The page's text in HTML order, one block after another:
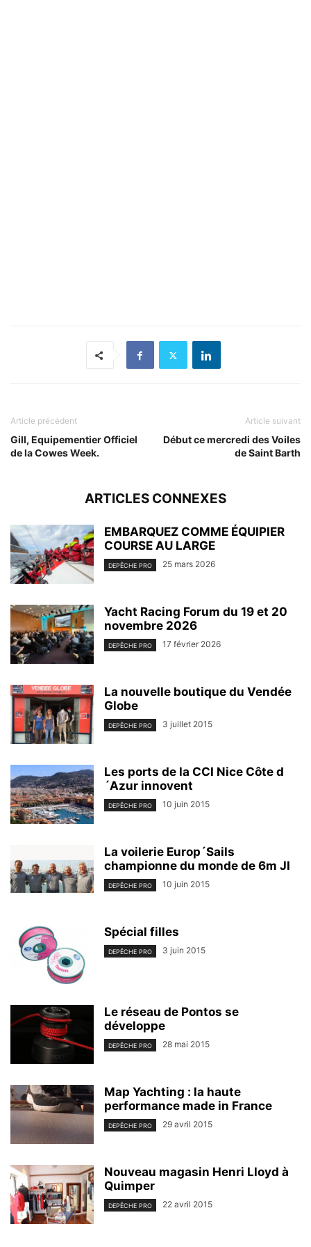
Article précédent
Gill, Equipementier Officiel
de la Cowes Week.
Article suivant
Début ce mercredi des Voiles
de Saint Barth
ARTICLES CONNEXES
EMBARQUEZ COMME ÉQUIPIER
COURSE AU LARGE
DEPÊCHE PRO 25 mars 2026
Yacht Racing Forum du 19 et 20
novembre 2026
DEPÊCHE PRO 17 février 2026
La nouvelle boutique du Vendée
Globe
DEPÊCHE PRO 3 juillet 2015
Les ports de la CCI Nice Côte d
´Azur innovent
DEPÊCHE PRO 10 juin 2015
La voilerie Europ´Sails
championne du monde de 6m JI
DEPÊCHE PRO 10 juin 2015
Spécial filles
DEPÊCHE PRO 3 juin 2015
Le réseau de Pontos se
développe
DEPÊCHE PRO 28 mai 2015
Map Yachting : la haute
performance made in France
DEPÊCHE PRO 29 avril 2015
Nouveau magasin Henri Lloyd à
Quimper
DEPÊCHE PRO 22 avril 2015